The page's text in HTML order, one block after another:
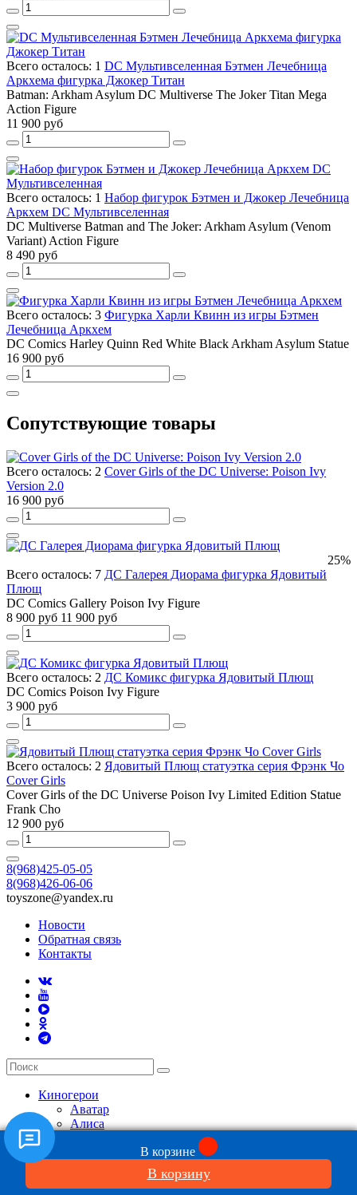
Всего осталось: 1 DC Мультивселенная Бэтмен Лечебница
Аркхема фигурка Джокер Титан
Batman: Arkham Asylum DC Multiverse The Joker Titan Mega
Action Figure
11 900 руб
Всего осталось: 1 Набор фигурок Бэтмен и Джокер Лечебница
Аркхем DC Мультивселенная
DC Multiverse Batman and The Joker: Arkham Asylum (Venom
Variant) Action Figure
8 490 руб
Всего осталось: 3 Фигурка Харли Квинн из игры Бэтмен
Лечебница Аркхем
DC Comics Harley Quinn Red White Black Arkham Asylum Statue
16 900 руб
Сопутствующие товары
Всего осталось: 2 Cover Girls of the DC Universe: Poison Ivy
Version 2.0
16 900 руб
25%
Всего осталось: 7 ДС Галерея Диорама фигурка Ядовитый
Плющ
DC Comics Gallery Poison Ivy Figure
8 900 руб 11 900 руб
Всего осталось: 2 ДС Комикс фигурка Ядовитый Плющ
DC Comics Poison Ivy Figure
3 900 руб
Всего осталось: 2 Ядовитый Плющ статуэтка серия Фрэнк Чо
Cover Girls
Cover Girls of the DC Universe Poison Ivy Limited Edition Statue
Frank Cho
12 900 руб
8(968)425-05-05
8(968)426-06-06
toyszone@yandex.ru
Новости
Обратная связь
Контакты
В корзине
В корзину
Киногерои
Аватар
Алиса
Бэтмен и Джокер
Властелин колец Хоббит
Во все тяжкие